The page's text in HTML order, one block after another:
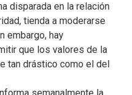
disparada en la relación
tienda a moderarse
embargo, hay
que los valores de la
tan drástico como el del